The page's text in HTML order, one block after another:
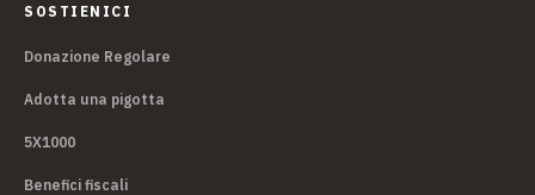
SOSTIENICI
Donazione Regolare
Adotta una pigotta
5X1000
Benefici fiscali